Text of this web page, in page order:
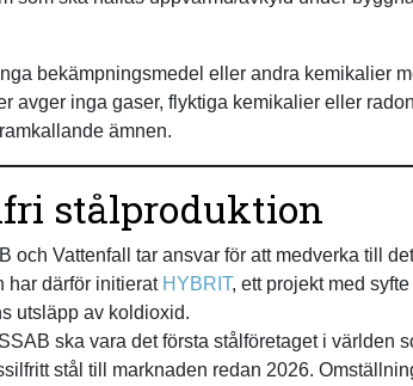
bekämpningsmedel eller andra kemikalier
avger inga gaser, flyktiga kemikalier eller
ämnen.
stålproduktion
och Vattenfall tar ansvar för att medverka till
har därför initierat HYBRIT, ett projekt med
utsläpp av koldioxid.
ska vara det första stålföretaget i världen
stål till marknaden redan 2026.